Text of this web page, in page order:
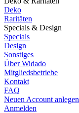
Deko
Raritäten
Specials & Design
Specials
Design
Sonstiges
Über Widado
Mitgliedsbetriebe
Kontakt
FAQ
Neuen Account anlegen
Anmelden